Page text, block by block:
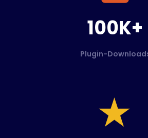
100K+
Plugin-